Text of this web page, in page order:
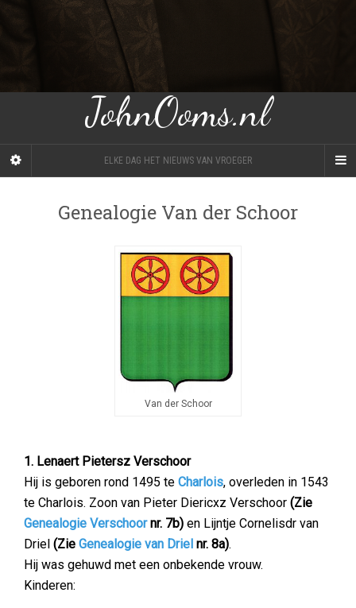
JohnOoms.nl
ELKE DAG HET NIEUWS VAN VROEGER
Genealogie Van der Schoor
Van der Schoor
1. Lenaert Pietersz Verschoor
Hij is geboren rond 1495 te Charlois, overleden in 1543
te Charlois. Zoon van Pieter Diericxz Verschoor (Zie
Genealogie Verschoornr. 7b) en Lijntje Cornelisdr van
Driel (Zie Genealogie van Driel nr. 8a).
Hij was gehuwd met een onbekende vrouw.
Kinderen: